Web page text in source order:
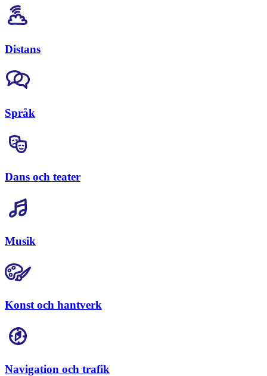
Distans
Språk
Dans och teater
Musik
Konst och hantverk
Navigation och trafik